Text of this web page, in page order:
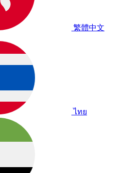
繁體中文
ไทย